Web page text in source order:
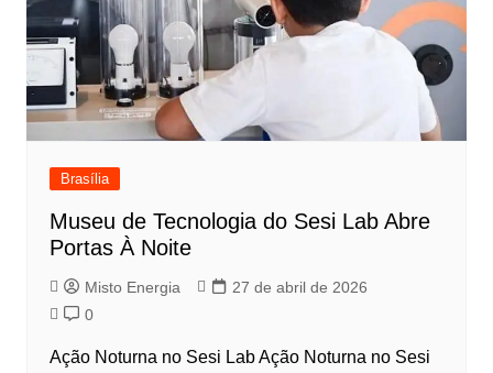
Brasília
Museu de Tecnologia do Sesi Lab Abre
Portas À Noite
Misto Energia
27 de abril de 2026
0
Ação Noturna no Sesi Lab Ação Noturna no Sesi